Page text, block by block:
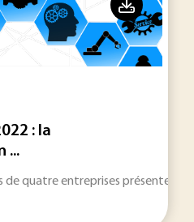
: la
...
de quatre entreprises présentes au